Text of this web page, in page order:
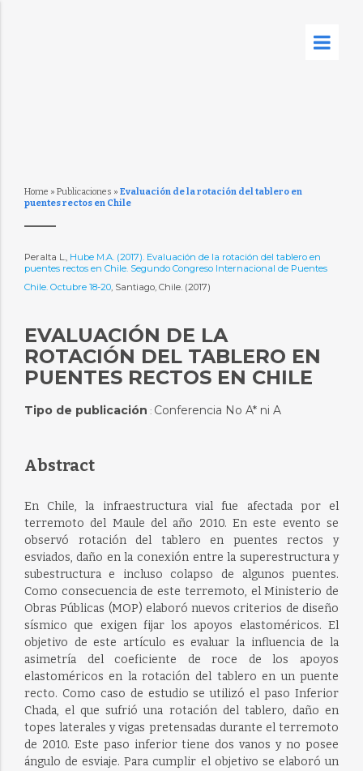
Home » Publicaciones » Evaluación de la rotación del tablero en
puentes rectos en Chile
Peralta L., Hube M.A. (2017). Evaluación de la rotación del tablero en
puentes rectos en Chile. Segundo Congreso Internacional de Puentes 
Chile. Octubre 18-20, Santiago, Chile. (2017)
EVALUACIÓN DE LA
ROTACIÓN DEL TABLERO EN
PUENTES RECTOS EN CHILE
Tipo de publicación : Conferencia No A* ni A
Abstract
En Chile, la infraestructura vial fue afectada por el
terremoto del Maule del año 2010. En este evento se
observó rotación del tablero en puentes rectos y
esviados, daño en la conexión entre la superestructura y
subestructura e incluso colapso de algunos puentes.
Como consecuencia de este terremoto, el Ministerio de
Obras Públicas (MOP) elaboró nuevos criterios de diseño
sísmico que exigen fijar los apoyos elastoméricos. El
objetivo de este artículo es evaluar la influencia de la
asimetría del coeficiente de roce de los apoyos
elastoméricos en la rotación del tablero en un puente
recto. Como caso de estudio se utilizó el paso Inferior
Chada, el que sufrió una rotación del tablero, daño en
topes laterales y vigas pretensadas durante el terremoto
de 2010. Este paso inferior tiene dos vanos y no posee
ángulo de esviaje. Para cumplir el objetivo se elaboró un